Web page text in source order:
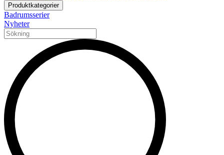
Produktkategorier
Badrumsserier
Nyheter